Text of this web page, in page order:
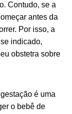
Contudo, se a
antes da
Por isso, a
indicado,
obstetra sobre
é uma
o bebê de